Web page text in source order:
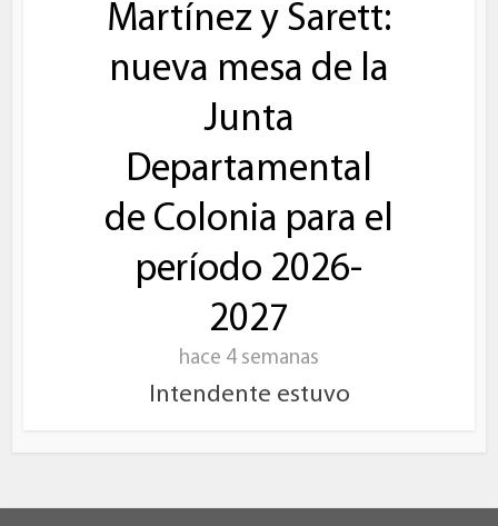
Martínez y Sarett:
nueva mesa de la
Junta
Departamental
de Colonia para el
período 2026-
2027
hace 4 semanas
Intendente estuvo